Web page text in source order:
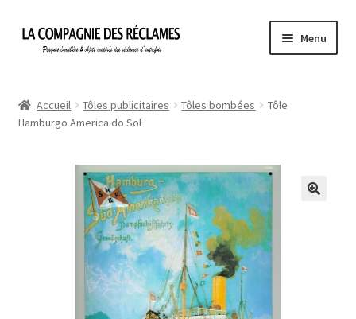
Aller
Aller
Menu
À propos de La Compagnie des Réclames
Informations légales
Ma Commande
Accueil Tôles publicitaires Tôles bombées
Tôle
Hamburgo America do Sol